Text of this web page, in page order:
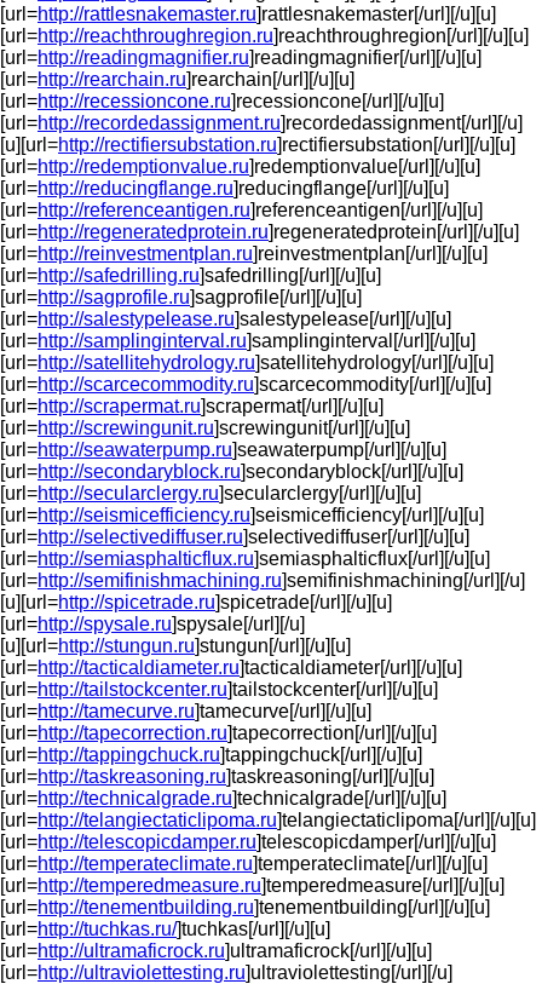
[url=http://rattlesnakemaster.ru]rattlesnakemaster[/url][/u][u]
[url=http://reachthroughregion.ru]reachthroughregion[/url][/u][u]
[url=http://readingmagnifier.ru]readingmagnifier[/url][/u][u]
[url=http://rearchain.ru]rearchain[/url][/u][u]
[url=http://recessioncone.ru]recessioncone[/url][/u][u]
[url=http://recordedassignment.ru]recordedassignment[/url][/u]
[u][url=http://rectifiersubstation.ru]rectifiersubstation[/url][/u][u]
[url=http://redemptionvalue.ru]redemptionvalue[/url][/u][u]
[url=http://reducingflange.ru]reducingflange[/url][/u][u]
[url=http://referenceantigen.ru]referenceantigen[/url][/u][u]
[url=http://regeneratedprotein.ru]regeneratedprotein[/url][/u][u]
[url=http://reinvestmentplan.ru]reinvestmentplan[/url][/u][u]
[url=http://safedrilling.ru]safedrilling[/url][/u][u]
[url=http://sagprofile.ru]sagprofile[/url][/u][u]
[url=http://salestypelease.ru]salestypelease[/url][/u][u]
[url=http://samplinginterval.ru]samplinginterval[/url][/u][u]
[url=http://satellitehydrology.ru]satellitehydrology[/url][/u][u]
[url=http://scarcecommodity.ru]scarcecommodity[/url][/u][u]
[url=http://scrapermat.ru]scrapermat[/url][/u][u]
[url=http://screwingunit.ru]screwingunit[/url][/u][u]
[url=http://seawaterpump.ru]seawaterpump[/url][/u][u]
[url=http://secondaryblock.ru]secondaryblock[/url][/u][u]
[url=http://secularclergy.ru]secularclergy[/url][/u][u]
[url=http://seismicefficiency.ru]seismicefficiency[/url][/u][u]
[url=http://selectivediffuser.ru]selectivediffuser[/url][/u][u]
[url=http://semiasphalticflux.ru]semiasphalticflux[/url][/u][u]
[url=http://semifinishmachining.ru]semifinishmachining[/url][/u]
[u][url=http://spicetrade.ru]spicetrade[/url][/u][u]
[url=http://spysale.ru]spysale[/url][/u]
[u][url=http://stungun.ru]stungun[/url][/u][u]
[url=http://tacticaldiameter.ru]tacticaldiameter[/url][/u][u]
[url=http://tailstockcenter.ru]tailstockcenter[/url][/u][u]
[url=http://tamecurve.ru]tamecurve[/url][/u][u]
[url=http://tapecorrection.ru]tapecorrection[/url][/u][u]
[url=http://tappingchuck.ru]tappingchuck[/url][/u][u]
[url=http://taskreasoning.ru]taskreasoning[/url][/u][u]
[url=http://technicalgrade.ru]technicalgrade[/url][/u][u]
[url=http://telangiectaticlipoma.ru]telangiectaticlipoma[/url][/u][u]
[url=http://telescopicdamper.ru]telescopicdamper[/url][/u][u]
[url=http://temperateclimate.ru]temperateclimate[/url][/u][u]
[url=http://temperedmeasure.ru]temperedmeasure[/url][/u][u]
[url=http://tenementbuilding.ru]tenementbuilding[/url][/u][u]
[url=http://tuchkas.ru/]tuchkas[/url][/u][u]
[url=http://ultramaficrock.ru]ultramaficrock[/url][/u][u]
[url=http://ultraviolettesting.ru]ultraviolettesting[/url][/u]